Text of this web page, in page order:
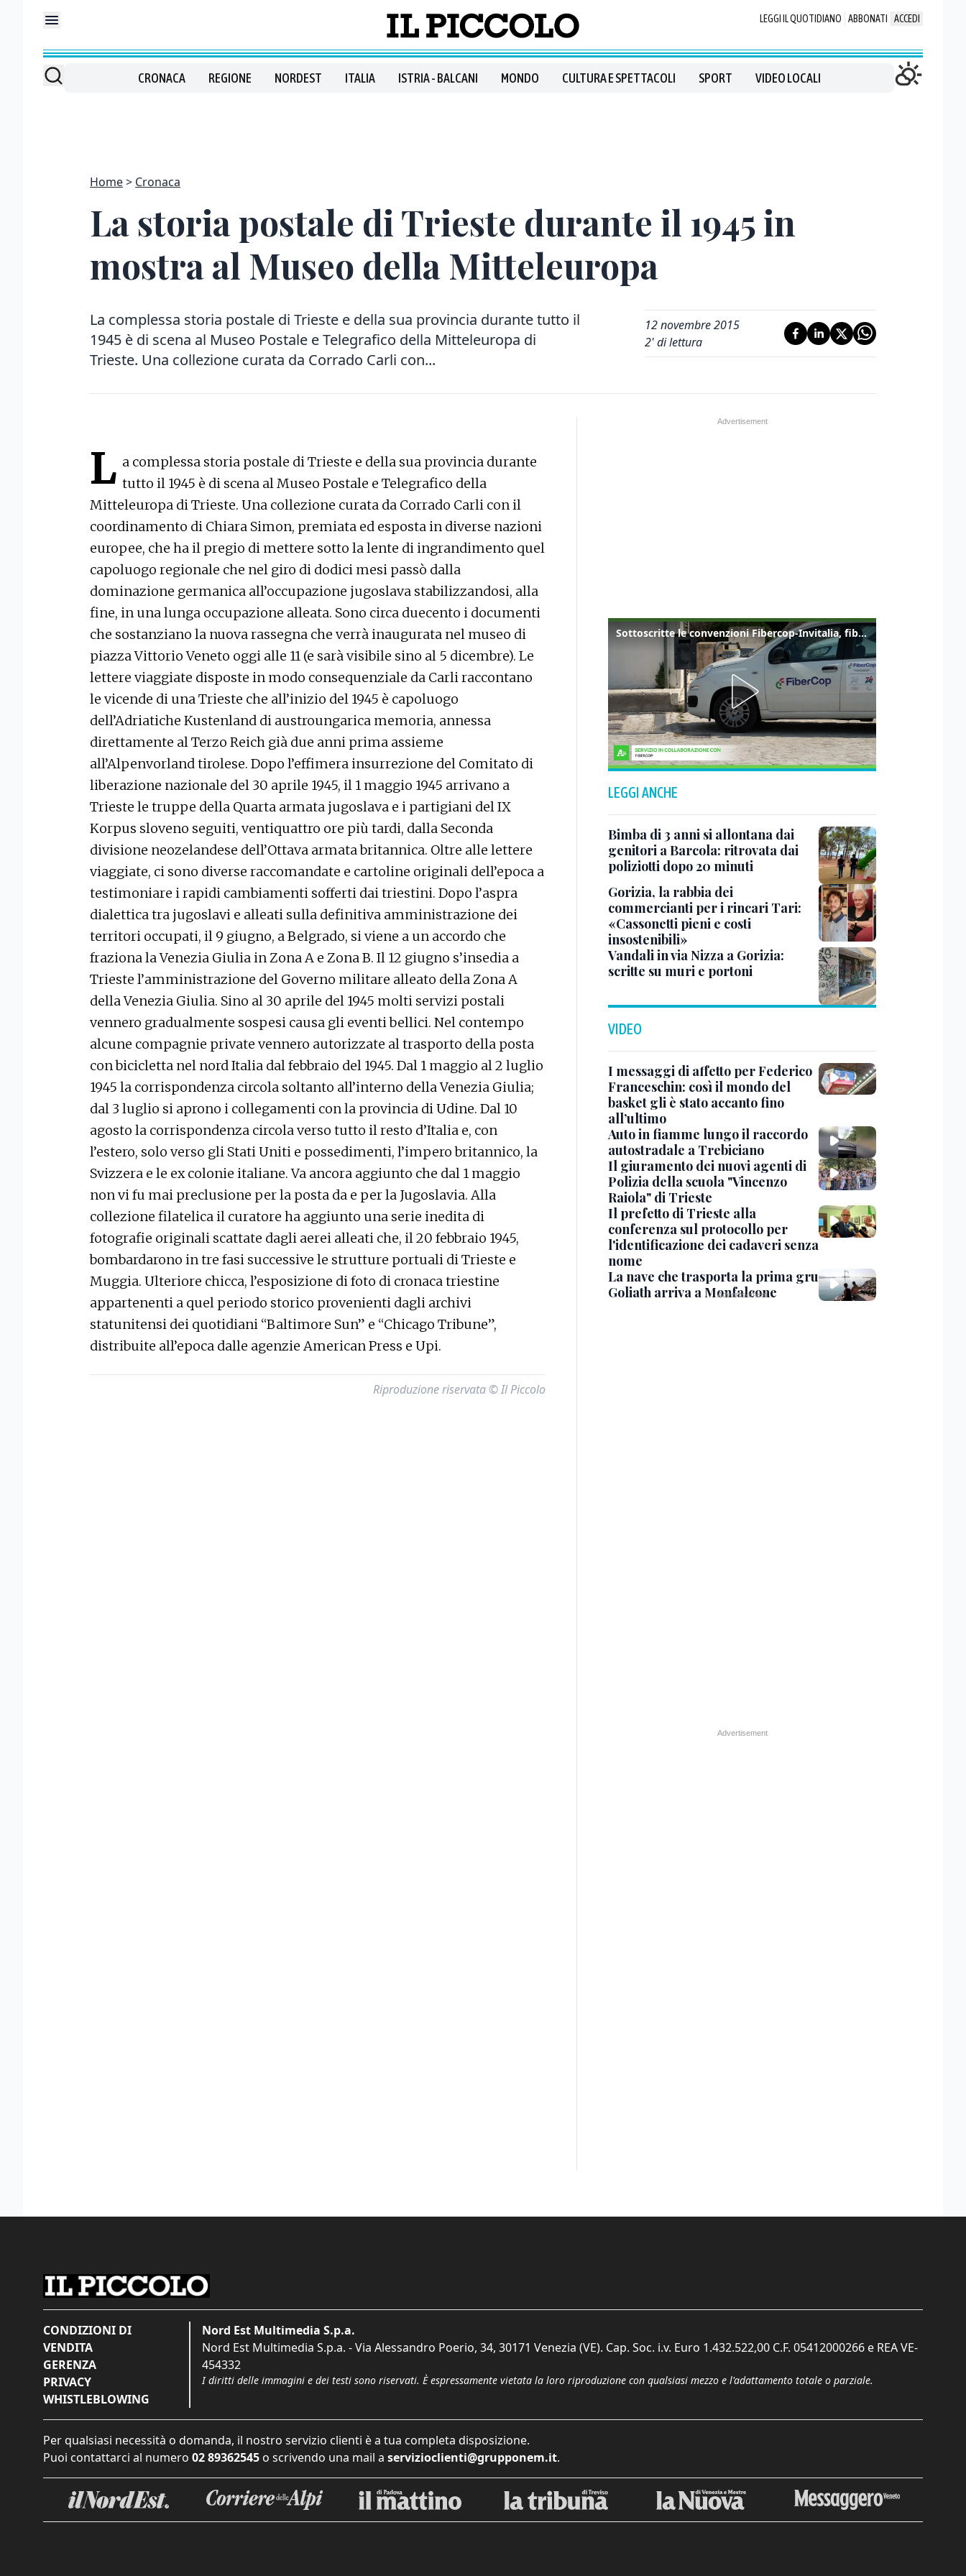
LEGGI IL QUOTIDIANO ABBONATI ACCEDI
CRONACA REGIONE NORDEST ITALIA ISTRIA - BALCANI MONDO CULTURA E SPETTACOLI SPORT VIDEO LOCALI
Home Cronaca
La storia postale di Trieste durante il 1945 in
mostra al Museo della Mitteleuropa
La complessa storia postale di Trieste e della sua provincia durante tutto il
1945 è di scena al Museo Postale e Telegrafico della Mitteleuropa di
Trieste. Una collezione curata da Corrado Carli con...
12 novembre 2015
2' di lettura
L a complessa storia postale di Trieste e della sua provincia durante
tutto il 1945 è di scena al Museo Postale e Telegrafico della
Mitteleuropa di Trieste. Una collezione curata da Corrado Carli con il
coordinamento di Chiara Simon, premiata ed esposta in diverse nazioni
europee, che ha il pregio di mettere sotto la lente di ingrandimento quel
capoluogo regionale che nel giro di dodici mesi passò dalla
dominazione germanica all’occupazione jugoslava stabilizzandosi, alla
fine, in una lunga occupazione alleata. Sono circa duecento i documenti
che sostanziano la nuova rassegna che verrà inaugurata nel museo di
piazza Vittorio Veneto oggi alle 11 (e sarà visibile sino al 5 dicembre). Le
lettere viaggiate disposte in modo consequenziale da Carli raccontano
le vicende di una Trieste che all’inizio del 1945 è capoluogo
dell’Adriatiche Kustenland di austroungarica memoria, annessa
direttamente al Terzo Reich già due anni prima assieme
all’Alpenvorland tirolese. Dopo l’effimera insurrezione del Comitato di
liberazione nazionale del 30 aprile 1945, il 1 maggio 1945 arrivano a
Trieste le truppe della Quarta armata jugoslava e i partigiani del IX
Korpus sloveno seguiti, ventiquattro ore più tardi, dalla Seconda
divisione neozelandese dell’Ottava armata britannica. Oltre alle lettere
viaggiate, ci sono diverse raccomandate e cartoline originali dell’epoca a
testimoniare i rapidi cambiamenti sofferti dai triestini. Dopo l’aspra
dialettica tra jugoslavi e alleati sulla definitiva amministrazione dei
territori occupati, il 9 giugno, a Belgrado, si viene a un accordo che
fraziona la Venezia Giulia in Zona A e Zona B. Il 12 giugno s’insedia a
Trieste l’amministrazione del Governo militare alleato della Zona A
della Venezia Giulia. Sino al 30 aprile del 1945 molti servizi postali
vennero gradualmente sospesi causa gli eventi bellici. Nel contempo
alcune compagnie private vennero autorizzate al trasporto della posta
con bicicletta nel nord Italia dal febbraio del 1945. Dal 1 maggio al 2 luglio
1945 la corrispondenza circola soltanto all’interno della Venezia Giulia;
dal 3 luglio si aprono i collegamenti con la provincia di Udine. Dal 10
agosto la corrispondenza circola verso tutto il resto d’Italia e, con
l’estero, solo verso gli Stati Uniti e possedimenti, l’impero britannico, la
Svizzera e le ex colonie italiane. Va ancora aggiunto che dal 1 maggio
non vi fu mai preclusione per la posta da e per la Jugoslavia. Alla
collezione filatelica il curatore ha aggiunto una serie inedita di
fotografie originali scattate dagli aerei alleati che, il 20 febbraio 1945,
bombardarono in tre fasi successive le strutture portuali di Trieste e
Muggia. Ulteriore chicca, l’esposizione di foto di cronaca triestine
appartenenti a quel periodo storico provenienti dagli archivi
statunitensi dei quotidiani “Baltimore Sun” e “Chicago Tribune”,
distribuite all’epoca dalle agenzie American Press e Upi.
Riproduzione riservata © Il Piccolo
Sottoscritte le convenzioni Fibercop-Invitalia, fibra ottica per 477 mila civici
LEGGI ANCHE
Bimba di 3 anni si allontana dai
genitori a Barcola: ritrovata dai
poliziotti dopo 20 minuti
Gorizia, la rabbia dei
commercianti per i rincari Tari:
«Cassonetti pieni e costi
insostenibili»
Vandali in via Nizza a Gorizia:
scritte su muri e portoni
VIDEO
I messaggi di affetto per Federico
Franceschin: così il mondo del
basket gli è stato accanto fino
all’ultimo
Auto in fiamme lungo il raccordo
autostradale a Trebiciano
Il giuramento dei nuovi agenti di
Polizia della scuola "Vincenzo
Raiola" di Trieste
Il prefetto di Trieste alla
conferenza sul protocollo per
l'identificazione dei cadaveri senza
nome
La nave che trasporta la prima gru
Goliath arriva a Monfalcone
CONDIZIONI DI
VENDITA
GERENZA
PRIVACY
WHISTLEBLOWING
Nord Est Multimedia S.p.a.
Nord Est Multimedia S.p.a. - Via Alessandro Poerio, 34, 30171 Venezia (VE). Cap. Soc. i.v. Euro 1.432.522,00 C.F. 05412000266 e REA VE-
454332
I diritti delle immagini e dei testi sono riservati. È espressamente vietata la loro riproduzione con qualsiasi mezzo e l'adattamento totale o parziale.
Per qualsiasi necessità o domanda, il nostro servizio clienti è a tua completa disposizione.
Puoi contattarci al numero 02 89362545 o scrivendo una mail a servizioclienti@grupponem.it.